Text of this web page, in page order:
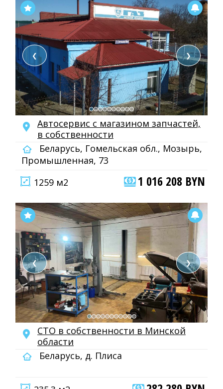
❮ ❯
Автосервис с магазином запчастей,
в собственности
Беларусь, Гомельская обл., Мозырь,
Промышленная, 73
1259 м2
1 016 208 BYN
❮ ❯
СТО в собственности в Минской
области
Беларусь, д. Плиса